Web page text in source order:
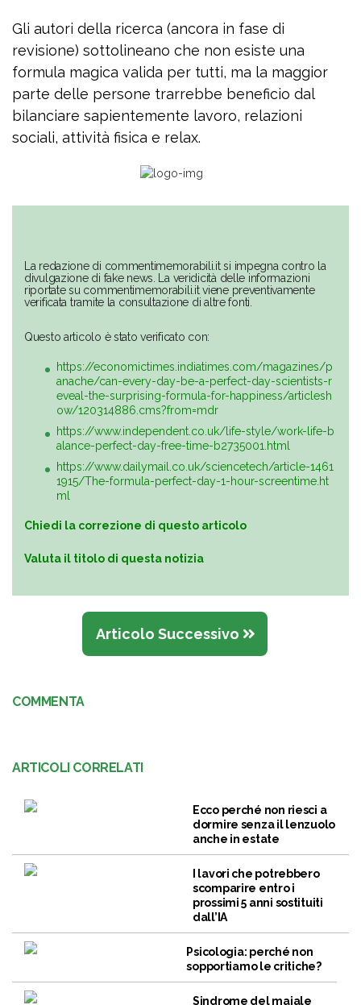
Gli autori della ricerca (ancora in fase di
revisione) sottolineano che non esiste una
formula magica valida per tutti, ma la maggior
parte delle persone trarrebbe beneficio dal
bilanciare sapientemente lavoro, relazioni
sociali, attività fisica e relax.
La redazione di commentimemorabili.it si impegna contro la
divulgazione di fake news. La veridicità delle informazioni
riportate su commentimemorabili.it viene preventivamente
verificata tramite la consultazione di altre fonti.
Questo articolo è stato verificato con:
https://economictimes.indiatimes.com/magazines/p
anache/can-every-day-be-a-perfect-day-scientists-r
eveal-the-surprising-formula-for-happiness/articlesh
ow/120314886.cms?from=mdr
https://www.independent.co.uk/life-style/work-life-b
alance-perfect-day-free-time-b2735001.html
https://www.dailymail.co.uk/sciencetech/article-1461
1915/The-formula-perfect-day-1-hour-screentime.ht
ml
Chiedi la correzione di questo articolo
Valuta il titolo di questa notizia
Articolo Successivo
COMMENTA
ARTICOLI CORRELATI
Ecco perché non riesci a
dormire senza il lenzuolo
anche in estate
I lavori che potrebbero
scomparire entro i
prossimi 5 anni sostituiti
dall’IA
Psicologia: perché non
sopportiamo le critiche?
Sindrome del maiale